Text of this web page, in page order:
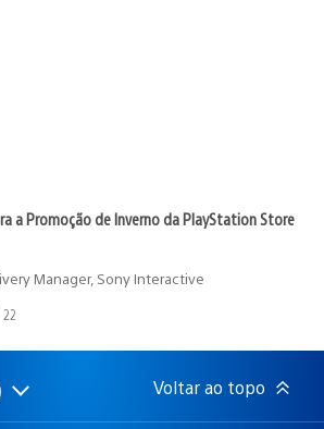
a Promoção de Inverno da PlayStation Store
Manager, Sony Interactive
22
Voltar ao topo